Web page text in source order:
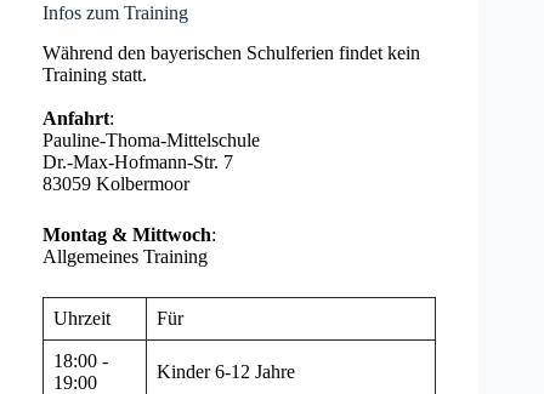
Infos zum Training
Während den bayerischen Schulferien findet kein
Training statt.
Anfahrt:
Pauline-Thoma-Mittelschule
Dr.-Max-Hofmann-Str. 7
83059 Kolbermoor
Montag & Mittwoch:
Allgemeines Training
Uhrzeit Für
18:00 -
19:00
Kinder 6-12 Jahre